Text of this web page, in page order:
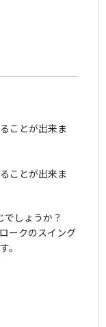
ことが出来ま
ことが出来ま
でしょうか？
ークのスイング
。